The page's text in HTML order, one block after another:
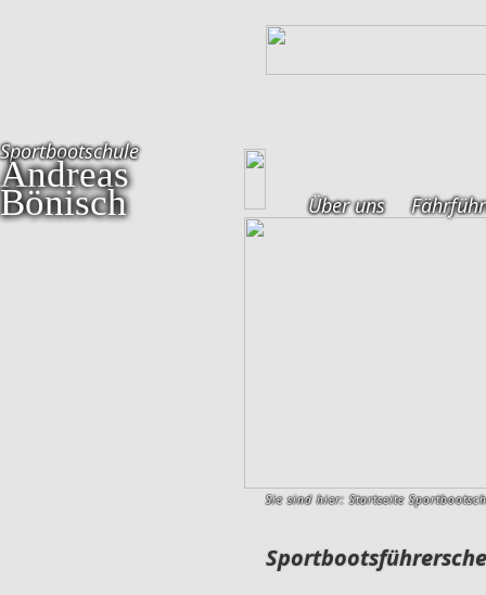
Sportbootschule
Andreas
Bönisch Über uns
Sie sind hier:Startseite